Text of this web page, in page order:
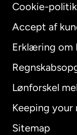
Cookie-politik
Accept af
Erklæring om
Lønforskel
Keeping your
Sitemap